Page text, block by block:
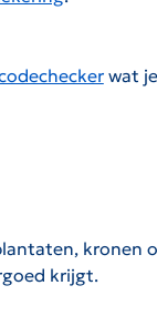
wat
kronen
krijgt.